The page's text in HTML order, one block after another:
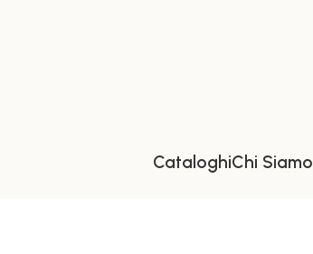
CataloghiChi Siamo